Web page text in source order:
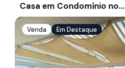
Casa em Condomínio no…
Venda Em Destaque